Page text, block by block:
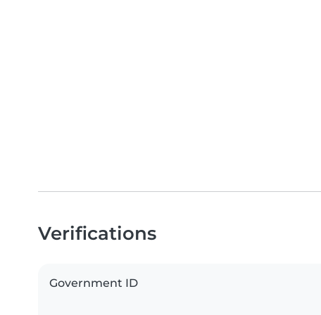
Verifications
Government ID